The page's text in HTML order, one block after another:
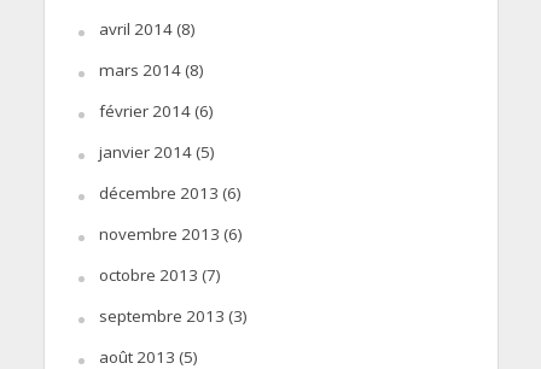
avril 2014(8)
mars 2014(8)
février 2014(6)
janvier 2014(5)
décembre 2013 (6)
novembre 2013 (6)
octobre 2013 (7)
septembre 2013 (3)
août 2013 (5)